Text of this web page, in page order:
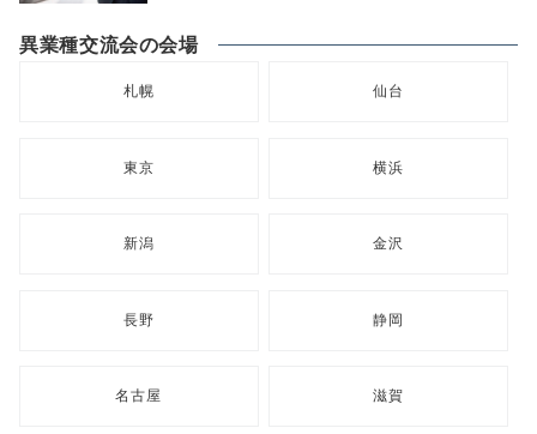
異業種交流会の会場
札幌 仙台
東京 横浜
新潟 金沢
長野 静岡
名古屋 滋賀